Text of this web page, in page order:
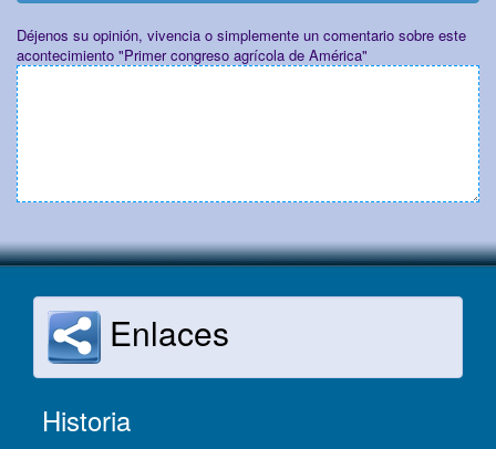
Déjenos su opinión, vivencia o simplemente un comentario sobre este
acontecimiento "Primer congreso agrícola de América"
Enlaces
Historia